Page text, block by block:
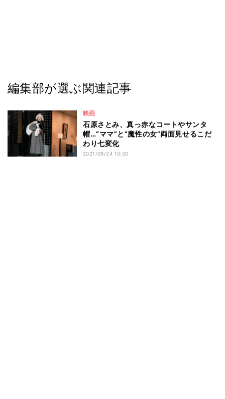
編集部が選ぶ関連記事
映画
石原さとみ、真っ赤なコートやサンタ
帽…“ママ”と“魔性の女”両面見せるこだ
わり七変化
2021/09/24 10:00